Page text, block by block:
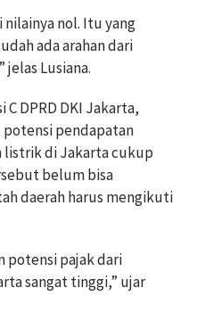
nol. Itu yang
ada arahan dari
jelas Lusiana.
DPRD DKI Jakarta,
potensi pendapatan
listrik di Jakarta cukup
belum bisa
daerah harus mengikuti
potensi pajak dari
sangat tinggi,” ujar